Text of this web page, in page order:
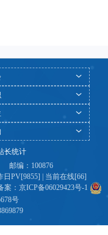
长统计
邮编：100876
日PV[9855] | 当前在线[66]
： 京ICP备06029423号-1
号